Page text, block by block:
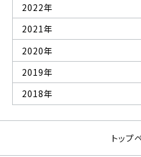
2022年
2021年
2020年
2019年
2018年
トップ